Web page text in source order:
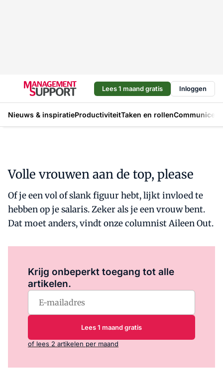
Lees 1 maand gratis Inloggen
Nieuws & inspiratieProductiviteitTaken en rollen
Volle vrouwen aan de top, please
Of je een vol of slank figuur hebt, lijkt invloed te
hebben op je salaris. Zeker als je een vrouw bent.
Dat moet anders, vindt onze columnist Aileen Out.
Krijg onbeperkt toegang tot alle
artikelen.
Lees 1 maand gratis
of lees 2 artikelen per maand